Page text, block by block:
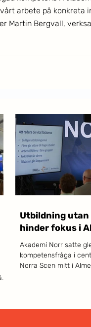
arbete på konkreta
Martin Bergvall,
Utbildning
hinder fokus i
Akademi Norr satte
kompetensfråga i
Norra Scen mitt i
som avgör framtiden